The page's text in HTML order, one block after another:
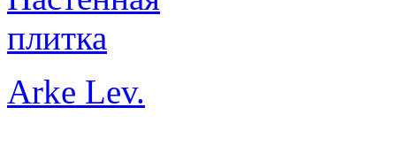
Arke Lev.